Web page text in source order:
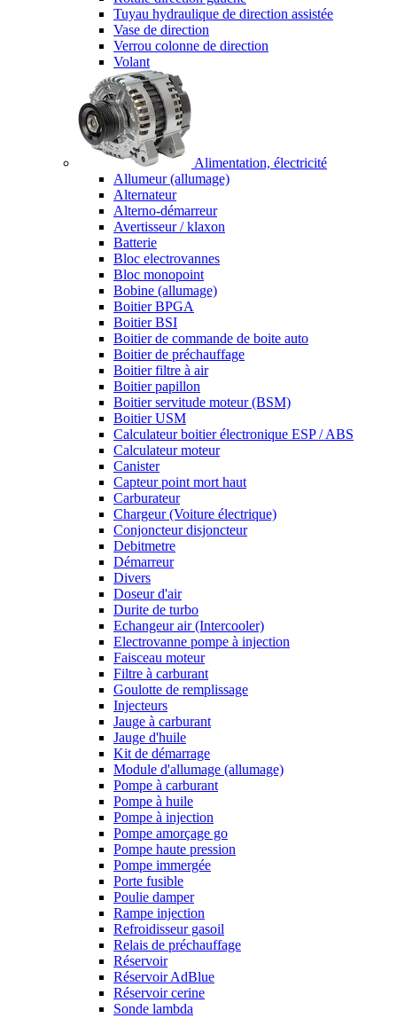
Tuyau hydraulique de direction assistée
Vase de direction
Verrou colonne de direction
Volant
Alimentation, électricité
Allumeur (allumage)
Alternateur
Alterno-démarreur
Avertisseur / klaxon
Batterie
Bloc electrovannes
Bloc monopoint
Bobine (allumage)
Boitier BPGA
Boitier BSI
Boitier de commande de boite auto
Boitier de préchauffage
Boitier filtre à air
Boitier papillon
Boitier servitude moteur (BSM)
Boitier USM
Calculateur boitier électronique ESP / ABS
Calculateur moteur
Canister
Capteur point mort haut
Carburateur
Chargeur (Voiture électrique)
Conjoncteur disjoncteur
Debitmetre
Démarreur
Divers
Doseur d'air
Durite de turbo
Echangeur air (Intercooler)
Electrovanne pompe à injection
Faisceau moteur
Filtre à carburant
Goulotte de remplissage
Injecteurs
Jauge à carburant
Jauge d'huile
Kit de démarrage
Module d'allumage (allumage)
Pompe à carburant
Pompe à huile
Pompe à injection
Pompe amorçage go
Pompe haute pression
Pompe immergée
Porte fusible
Poulie damper
Rampe injection
Refroidisseur gasoil
Relais de préchauffage
Réservoir
Réservoir AdBlue
Réservoir cerine
Sonde lambda